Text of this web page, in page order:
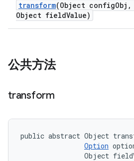
transform(Object configObj ,
Object fieldValue)
公共方法
transform
public abstract Object
Option
Object